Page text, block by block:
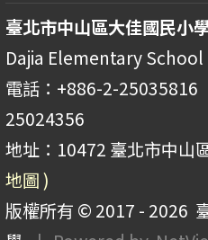
臺北市中山區大佳國民小
Dajia Elementary School
電話：+886-2-
25024356
地址：10472 臺北市中山
地圖 )
版權所有 © 2017 - 2026